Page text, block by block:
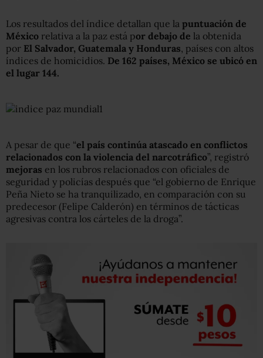
Los resultados del índice detallan que la puntuación de
México relativa a la paz está por debajo de la obtenida
por El Salvador, Guatemala y Honduras, países con altos
índices de homicidios. De 162 países, México se ubicó en
el lugar 144.
A pesar de que “el país continúa atascado en conflictos
relacionados con la violencia del narcotráfico”, registró
mejoras en los rubros relacionados con oficiales de
seguridad y policías después que “el gobierno de Enrique
Peña Nieto se ha tranquilizado, en comparación con su
predecesor (Felipe Calderón) en términos de tácticas
agresivas contra los cárteles de la droga”.